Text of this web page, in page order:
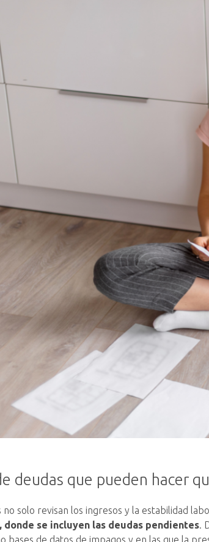
deudas que pueden hacer
no solo revisan los ingresos y la estabilidad
se incluyen las deudas pendientes.
bases de datos de impagos y en las que la